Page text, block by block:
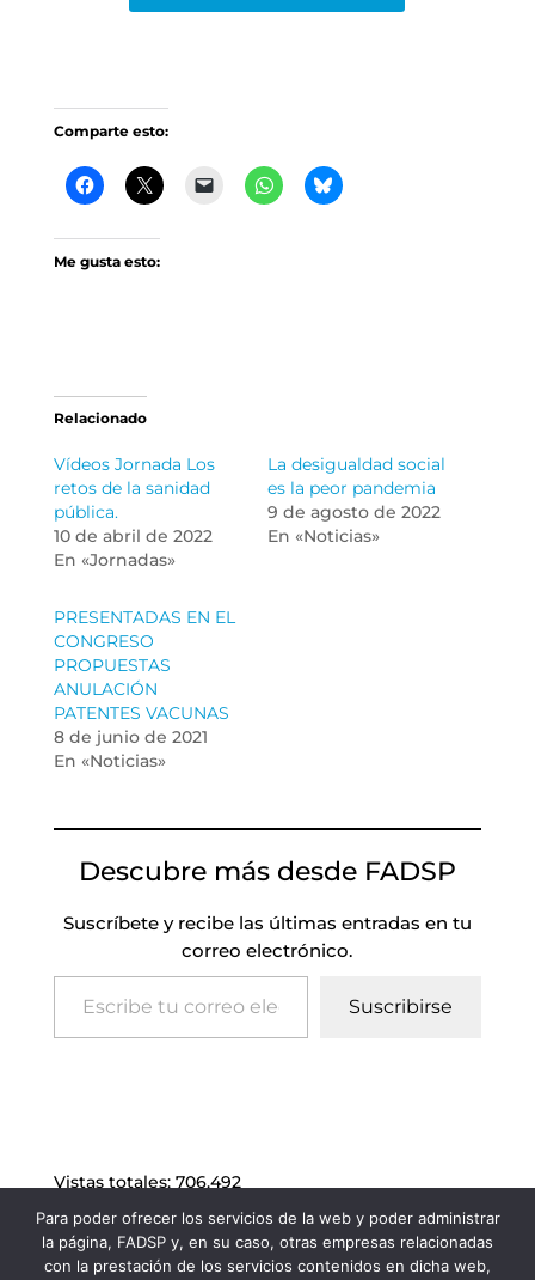
Comparte esto:
Me gusta esto:
Relacionado
Vídeos Jornada Los
retos de la sanidad
pública.
10 de abril de 2022
En «Jornadas»
La desigualdad social
es la peor pandemia
9 de agosto de 2022
En «Noticias»
PRESENTADAS EN EL
CONGRESO
PROPUESTAS
ANULACIÓN
PATENTES VACUNAS
8 de junio de 2021
En «Noticias»
Descubre más desde FADSP
Suscríbete y recibe las últimas entradas en tu
correo electrónico.
Escribe tu correo electrónico…
Suscribirse
Vistas totales: 706.492
Para poder ofrecer los servicios de la web y poder administrar
la página, FADSP y, en su caso, otras empresas relacionadas
con la prestación de los servicios contenidos en dicha web,